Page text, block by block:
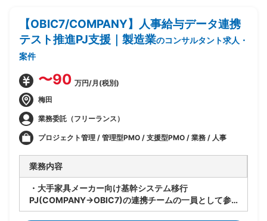
【OBIC7/COMPANY】人事給与データ連携
テスト推進PJ支援｜製造業のコンサルタント求人・
案件
〜90 万円/月(税別)
梅田
業務委託（フリーランス）
プロジェクト管理 / 管理型PMO / 支援型PMO / 業務 / 人事
業務内容
・大手家具メーカー向け基幹システム移行
PJ(COMPANY→OBIC7)の連携チームの一員として参
画